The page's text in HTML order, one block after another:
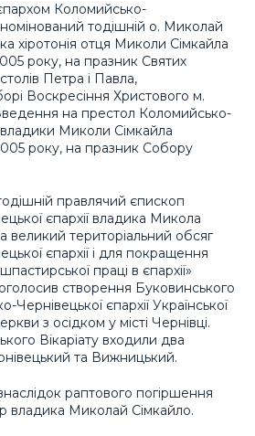
Коломийсько-
тодішній о. Миколай
хіротонія отця Миколи Сімкайла
року, на празник Святих
Петра і Павла,
Воскресіння Христового м.
на престол Коломийсько-
владики Миколи Сімкайла
року, на празник Собору
правлячий єпископ
єпархії владика Микола
великий територіальний обсяг
єпархії і для покращення
праці в єпархії»
створення Буковинського
Чернівецької єпархії Української
з осідком у місті Чернівці.
Вікаріату входили два
та Вижницький.
раптового погіршення
владика Миколай Сімкайло.